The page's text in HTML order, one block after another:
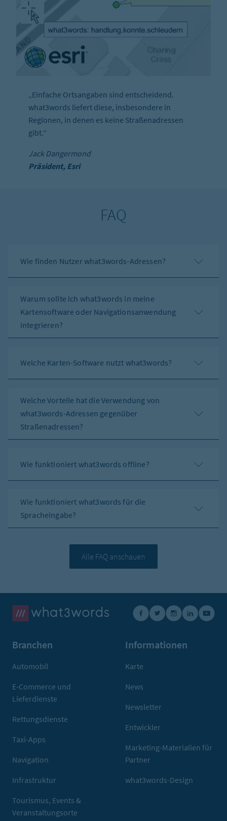
„Einfache Ortsangaben sind entscheidend.
what3words liefert diese, insbesondere in
Regionen, in denen es keine Straßenadressen
gibt.“
Jack Dangermond
Präsident, Esri
FAQ
Wie finden Nutzer what3words-Adressen?
Warum sollte ich what3words in meine
Kartensoftware oder Navigationsanwendung
integrieren?
Welche Karten-Software nutzt what3words?
Welche Vorteile hat die Verwendung von
what3words-Adressen gegenüber
Straßenadressen?
Wie funktioniert what3words offline?
Wie funktioniert what3words für die
Spracheingabe?
Alle FAQ anschauen
Branchen
Automobil
E-Commerce und
Lieferdienste
Rettungsdienste
Taxi-Apps
Navigation
Infrastruktur
Tourismus, Events &
Veranstaltungsorte
Informationen
Karte
News
Newsletter
Entwickler
Marketing-Materialien für
Partner
what3words-Design